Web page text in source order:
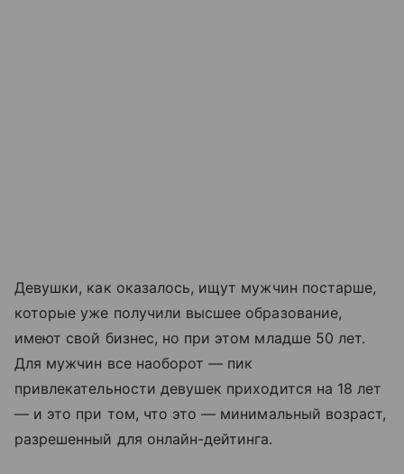
Девушки, как оказалось, ищут мужчин постарше,
которые уже получили высшее образование,
имеют свой бизнес, но при этом младше 50 лет.
Для мужчин все наоборот — пик
привлекательности девушек приходится на 18 лет
— и это при том, что это — минимальный возраст,
разрешенный для онлайн-дейтинга.